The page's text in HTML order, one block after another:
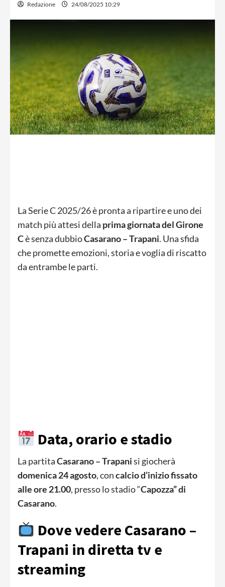
Redazione 24/08/2025 10:29
La Serie C 2025/26 è pronta a ripartire e uno dei
match più attesi della prima giornata del Girone
Cè senza dubbioCasarano – Trapani. Una sfida
che promette emozioni, storia e voglia di riscatto
da entrambe le parti.
Data, orario e stadio
La partitaCasarano – Trapanisi giocherà
domenica 24 agosto, concalcio d’inizio fissato
alle ore 21.00, presso lo stadio “Capozza” di
Casarano.
Dove vedere Casarano –
Trapani in diretta tv e
streaming